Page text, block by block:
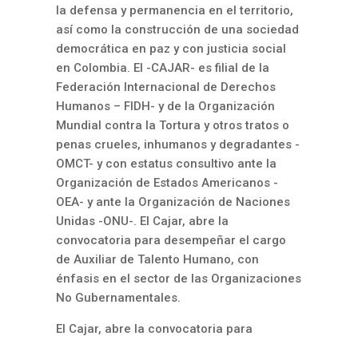
la defensa y permanencia en el territorio,
así como la construcción de una sociedad
democrática en paz y con justicia social
en Colombia. El -CAJAR- es filial de la
Federación Internacional de Derechos
Humanos – FIDH- y de la Organización
Mundial contra la Tortura y otros tratos o
penas crueles, inhumanos y degradantes -
OMCT- y con estatus consultivo ante la
Organización de Estados Americanos -
OEA- y ante la Organización de Naciones
Unidas -ONU-. El Cajar, abre la
convocatoria para desempeñar el cargo
de Auxiliar de Talento Humano, con
énfasis en el sector de las Organizaciones
No Gubernamentales.
El Cajar, abre la convocatoria para